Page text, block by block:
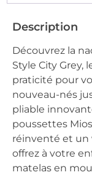
Description
Découvrez la
Style City
praticité pour
nouveau-nés
pliable
poussettes
réinventé et un
offrez à votre
matelas en